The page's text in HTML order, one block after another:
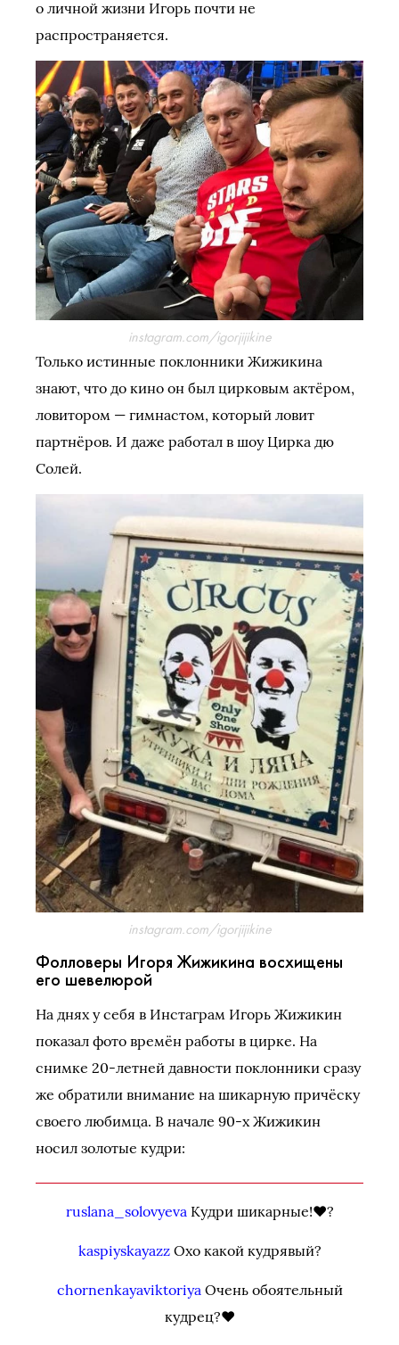
о личной жизни Игорь почти не
распространяется.
instagram.com/igorjijikine
Только истинные поклонники Жижикина
знают, что до кино он был цирковым актёром,
ловитором — гимнастом, который ловит
партнёров. И даже работал в шоу Цирка дю
Солей.
instagram.com/igorjijikine
Фолловеры Игоря Жижикина восхищены
его шевелюрой
На днях у себя в Инстаграм Игорь Жижикин
показал фото времён работы в цирке. На
снимке 20-летней давности поклонники сразу
же обратили внимание на шикарную причёску
своего любимца. В начале 90-х Жижикин
носил золотые кудри:
ruslana_solovyeva Кудри шикарные!♥️?
kaspiyskayazzОхо какой кудрявый?
chornenkayaviktoriya Очень обоятельный
кудрец?❤️